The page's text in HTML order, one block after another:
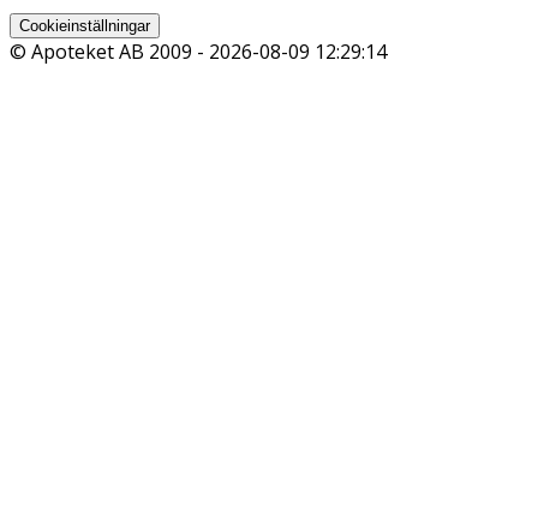
Cookieinställningar
© Apoteket AB 2009 - 2026-08-09 12:29:14